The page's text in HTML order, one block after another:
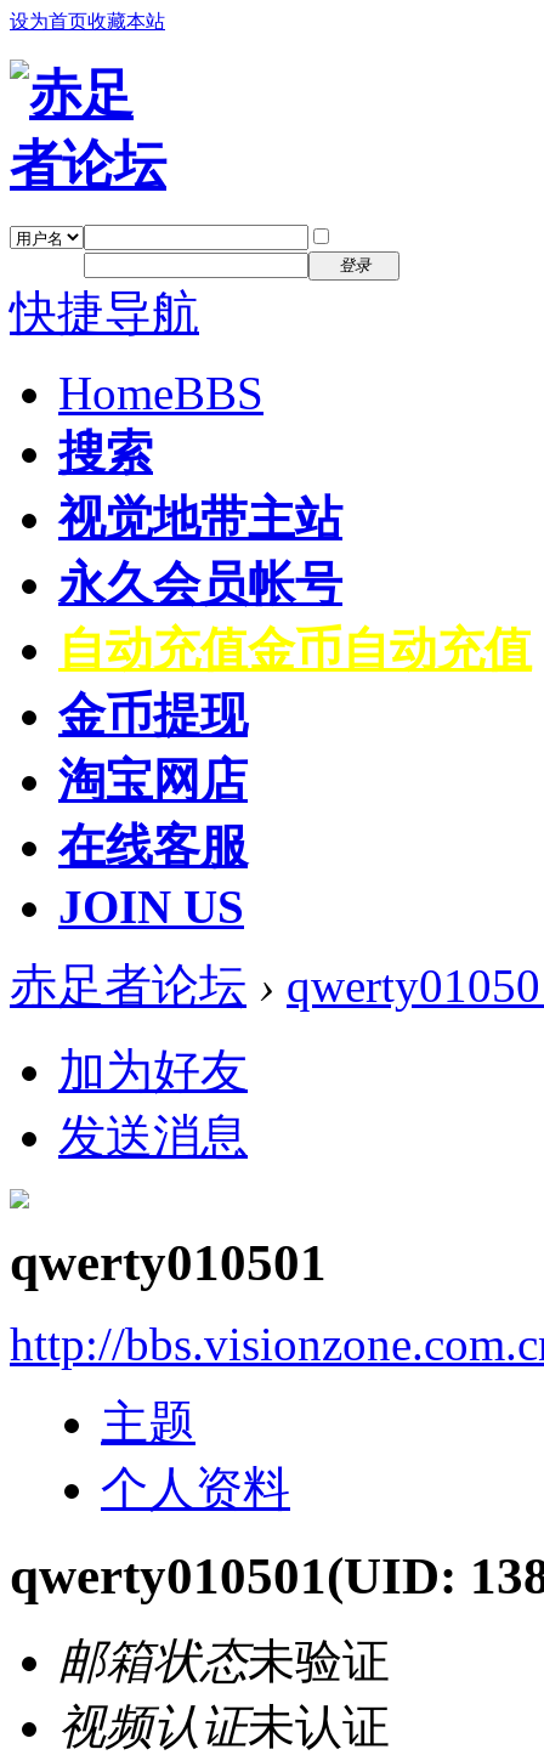
设为首页收藏本站
登录
快捷导航
HomeBBS
搜索
视觉地带主站
永久会员帐号
自动充值金币自动充值
金币提现
淘宝网店
在线客服
JOIN US
赤足者论坛 ›
加为好友
发送消息
qwerty010501
http://
主题
个人资料
qwerty010501(UID:
邮箱状态未验证
视频认证未认证